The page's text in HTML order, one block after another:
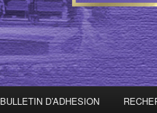
BULLETIN D’ADHESION